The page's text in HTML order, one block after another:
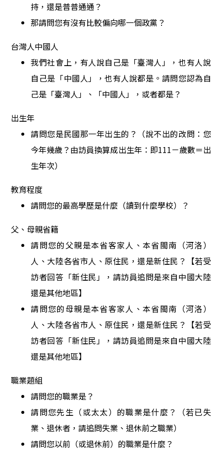
持，還是普普通通？
那請問您有沒有比較偏向哪一個政黨？
台灣人中國人
我們社會上，有人說自己是「臺灣人」，也有人說
自己是「中國人」，也有人說都是。請問您認為自
己是「臺灣人」、「中國人」，或者都是？
出生年
請問您是民國那一年出生的？（說不出的改問：您
今年幾歲？由訪員換算成出生年：即111－歲數＝出
生年次）
教育程度
請問您的最高學歷是什麼（讀到什麼學校）？
父、母親省籍
請問您的父親是本省客家人、本省閩南（河洛）
人、大陸各省市人、原住民，還是新住民？【若受
訪者回答「新住民」，請訪員追問是來自中國大陸
還是其他地區】
請問您的母親是本省客家人、本省閩南（河洛）
人、大陸各省市人、原住民，還是新住民？【若受
訪者回答「新住民」，請訪員追問是來自中國大陸
還是其他地區】
職業題組
請問您的職業是？
請問您先生（或太太）的職業是什麼？（若已失
業、退休者，請追問失業、退休前之職業）
請問您以前（或退休前）的職業是什麼？